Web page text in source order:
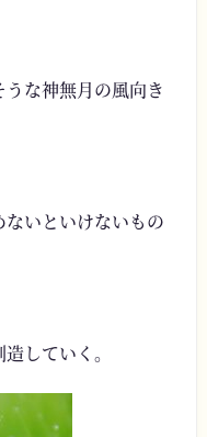
な神無月の風向き
いといけないもの
していく。